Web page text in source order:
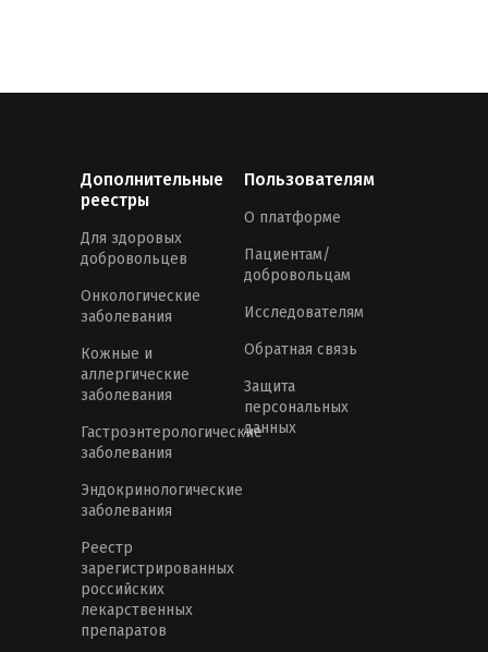
Дополнительные
реестры
Для здоровых
добровольцев
Онкологические
заболевания
Кожные и
аллергические
заболевания
Гастроэнтерологические
заболевания
Эндокринологические
заболевания
Реестр
зарегистрированных
российских
лекарственных
препаратов
Пользователям
О платформе
Пациентам/
добровольцам
Исследователям
Обратная связь
Защита
персональных
данных